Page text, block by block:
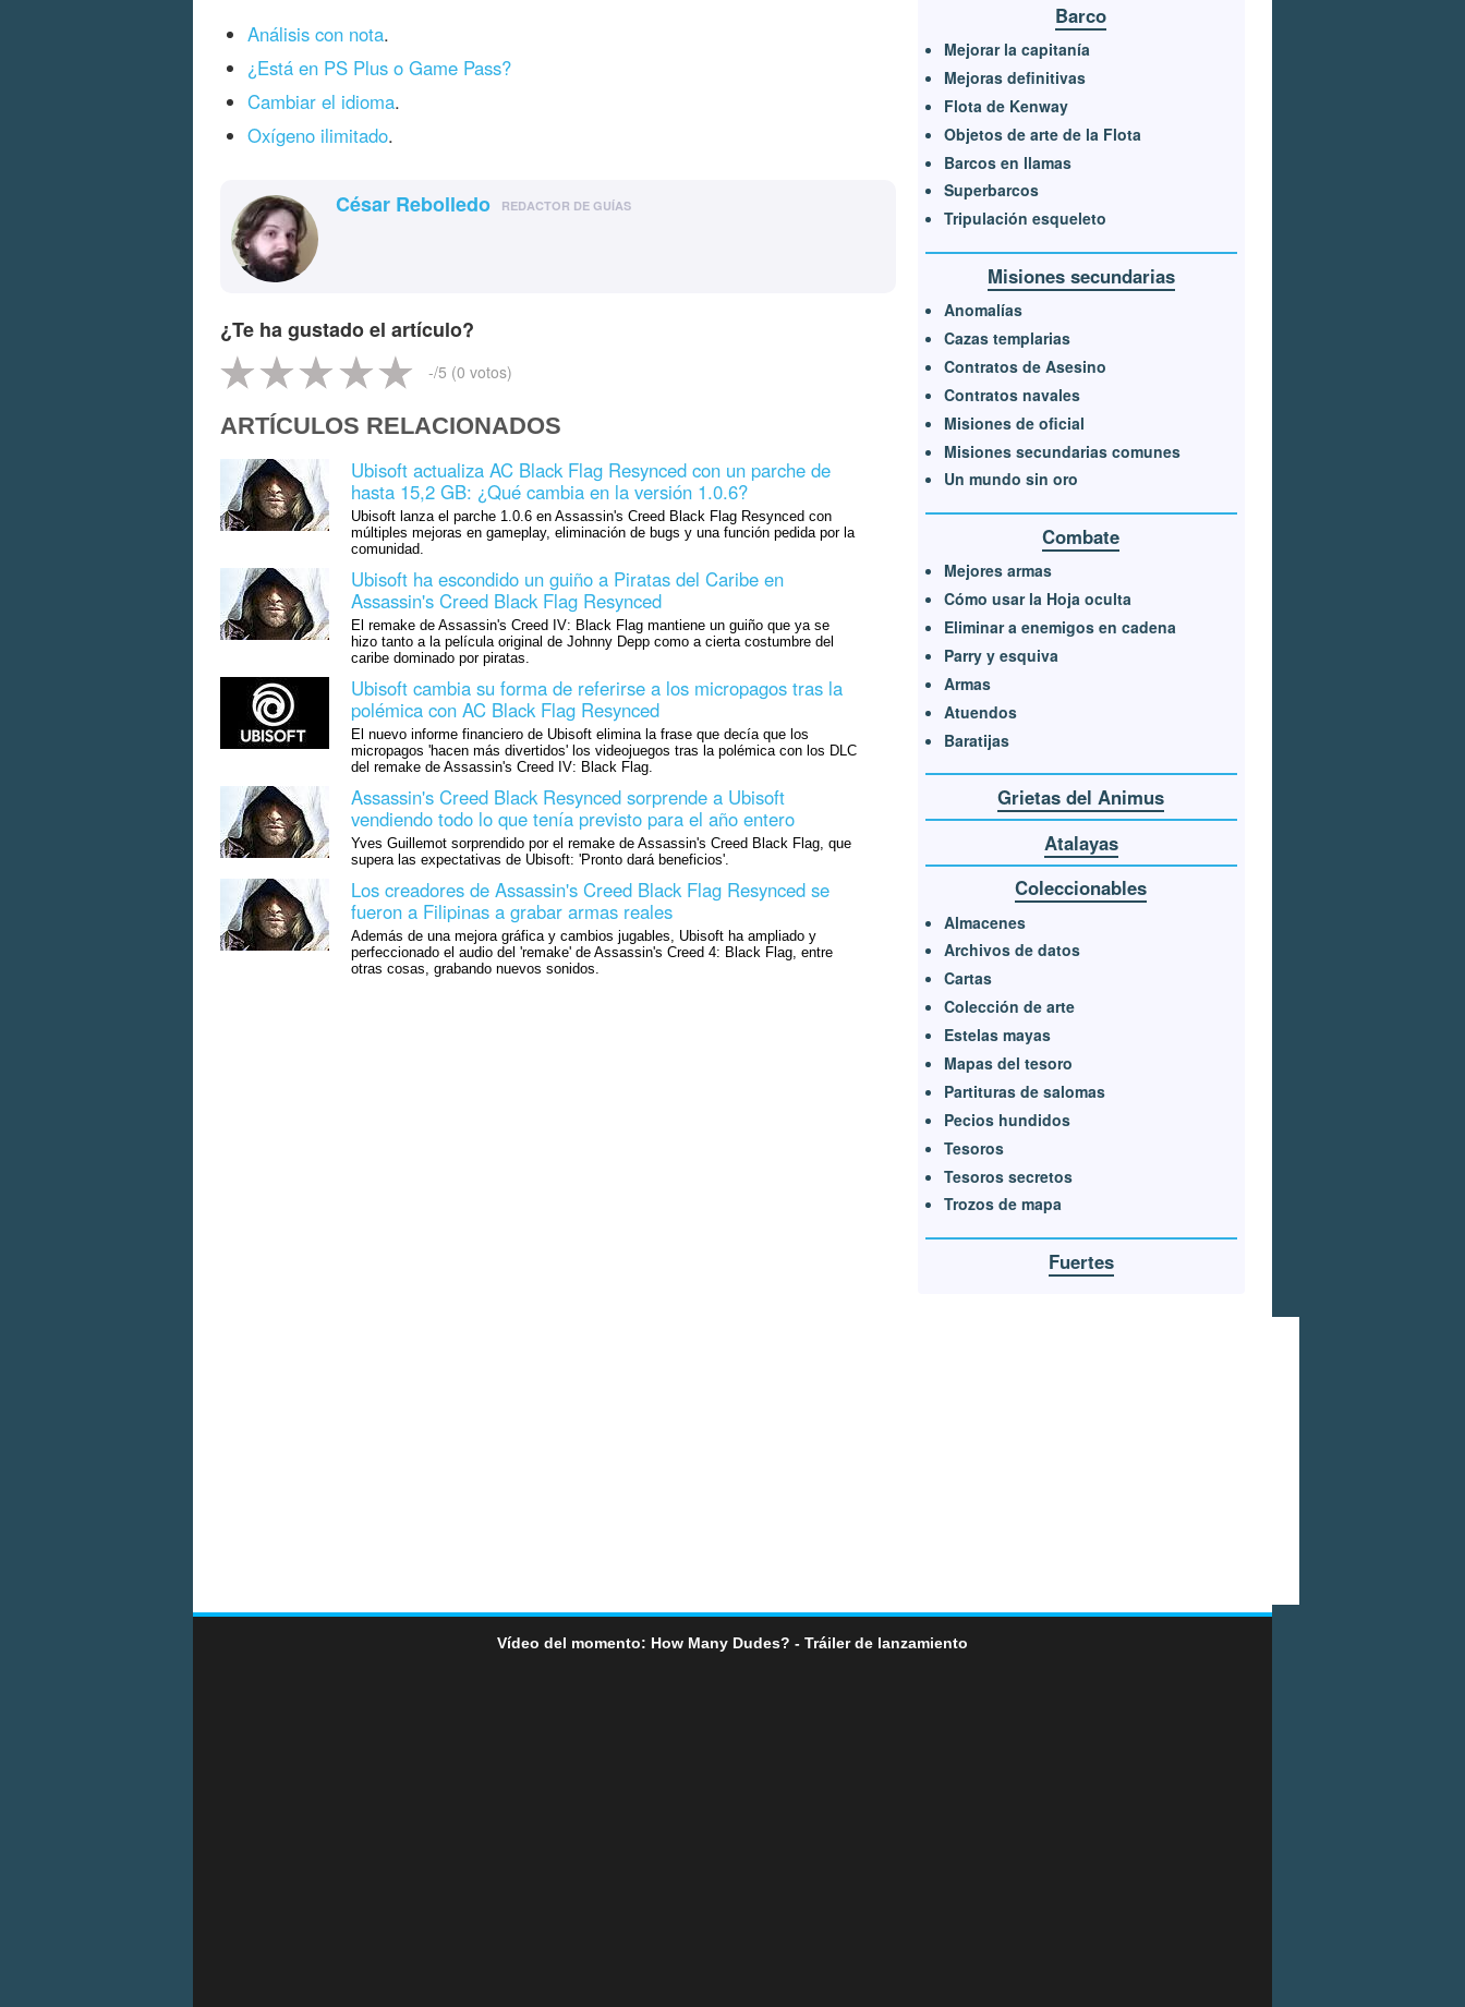
Análisis con nota.
¿Está en PS Plus o Game Pass?
Cambiar el idioma.
Oxígeno ilimitado.
César Rebolledo REDACTOR DE GUÍAS
¿Te ha gustado el artículo?
-/5 (0 votos)
ARTÍCULOS RELACIONADOS
Ubisoft actualiza AC Black Flag Resynced con un parche de
hasta 15,2 GB: ¿Qué cambia en la versión 1.0.6?
Ubisoft lanza el parche 1.0.6 en Assassin's Creed Black Flag Resynced con
múltiples mejoras en gameplay, eliminación de bugs y una función pedida por la
comunidad.
Ubisoft ha escondido un guiño a Piratas del Caribe en
Assassin's Creed Black Flag Resynced
El remake de Assassin's Creed IV: Black Flag mantiene un guiño que ya se
hizo tanto a la película original de Johnny Depp como a cierta costumbre del
caribe dominado por piratas.
Ubisoft cambia su forma de referirse a los micropagos tras la
polémica con AC Black Flag Resynced
El nuevo informe financiero de Ubisoft elimina la frase que decía que los
micropagos 'hacen más divertidos' los videojuegos tras la polémica con los DLC
del remake de Assassin's Creed IV: Black Flag.
Assassin's Creed Black Resynced sorprende a Ubisoft
vendiendo todo lo que tenía previsto para el año entero
Yves Guillemot sorprendido por el remake de Assassin's Creed Black Flag, que
supera las expectativas de Ubisoft: 'Pronto dará beneficios'.
Los creadores de Assassin's Creed Black Flag Resynced se
fueron a Filipinas a grabar armas reales
Además de una mejora gráfica y cambios jugables, Ubisoft ha ampliado y
perfeccionado el audio del 'remake' de Assassin's Creed 4: Black Flag, entre
otras cosas, grabando nuevos sonidos.
Barco
Mejorar la capitanía
Mejoras definitivas
Flota de Kenway
Objetos de arte de la Flota
Barcos en llamas
Superbarcos
Tripulación esqueleto
Misiones secundarias
Anomalías
Cazas templarias
Contratos de Asesino
Contratos navales
Misiones de oficial
Misiones secundarias comunes
Un mundo sin oro
Combate
Mejores armas
Cómo usar la Hoja oculta
Eliminar a enemigos en cadena
Parry y esquiva
Armas
Atuendos
Baratijas
Grietas del Animus
Atalayas
Coleccionables
Almacenes
Archivos de datos
Cartas
Colección de arte
Estelas mayas
Mapas del tesoro
Partituras de salomas
Pecios hundidos
Tesoros
Tesoros secretos
Trozos de mapa
Fuertes
Vídeo del momento: How Many Dudes? - Tráiler de lanzamiento